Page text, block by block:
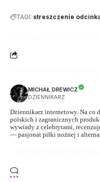
TAGI: streszczenie
MICHAŁ DREWICZ
DZIENNIKARZ
Dziennikarz internetowy. Na co
polskich i zagranicznych
wywiady z celebrytami,
— pasjonat piłki nożnej i